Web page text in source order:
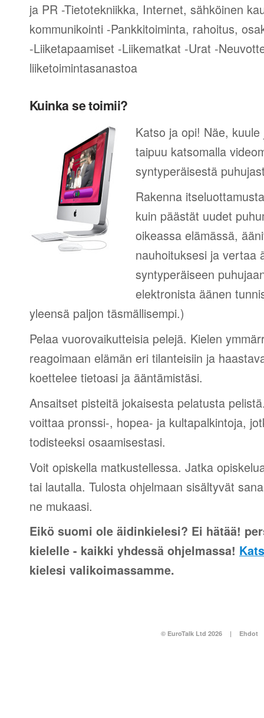
ja PR -Tietotekniikka, Internet, sähköinen
kommunikointi -Pankkitoiminta, rahoitus,
-Liiketapaamiset -Liikematkat -Urat -
liiketoimintasanastoa
Kuinka se toimii?
Katso ja opi! Näe,
taipuu katsomalla
syntyperäisestä
Rakenna
kuin päästät uudet
oikeassa elämässä,
nauhoituksesi ja vertaa
syntyperäiseen
elektronista äänen
yleensä paljon täsmällisempi.)
Pelaa vuorovaikutteisia pelejä. Kielen
reagoimaan elämän eri tilanteisiin ja
koettelee tietoasi ja ääntämistäsi.
Ansaitset pisteitä jokaisesta pelatusta
voittaa pronssi-, hopea- ja kultapalkintoja,
todisteeksi osaamisestasi.
Voit opiskella matkustellessa. Jatka
tai lautalla. Tulosta ohjelmaan sisältyvät
ne mukaasi.
Eikö suomi ole äidinkielesi? Ei hätää!
kielelle - kaikki yhdessä ohjelmassa!
kielesi valikoimassamme.
© EuroTalk Ltd 2026 | Ehdot